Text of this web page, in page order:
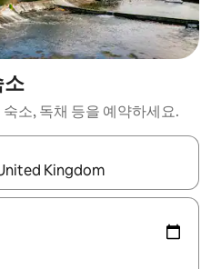
소, 독채 등을 예약하세요.
키를 사용하거나 터치 또는 스와이